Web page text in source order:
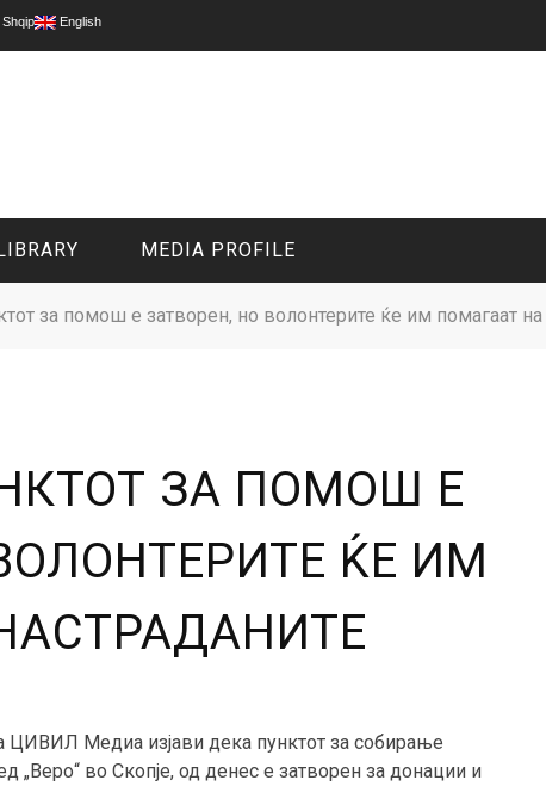
Shqip English
MEDIA PROFILE
за помош е затворен, но волонтерите ќе им помагаат на
ЗА ПОМОШ Е
ЌЕ ИМ
ЦИВИЛ Медиа изјави дека пунктот за собирање
„Веро“ во Скопје, од денес е затворен за донации и